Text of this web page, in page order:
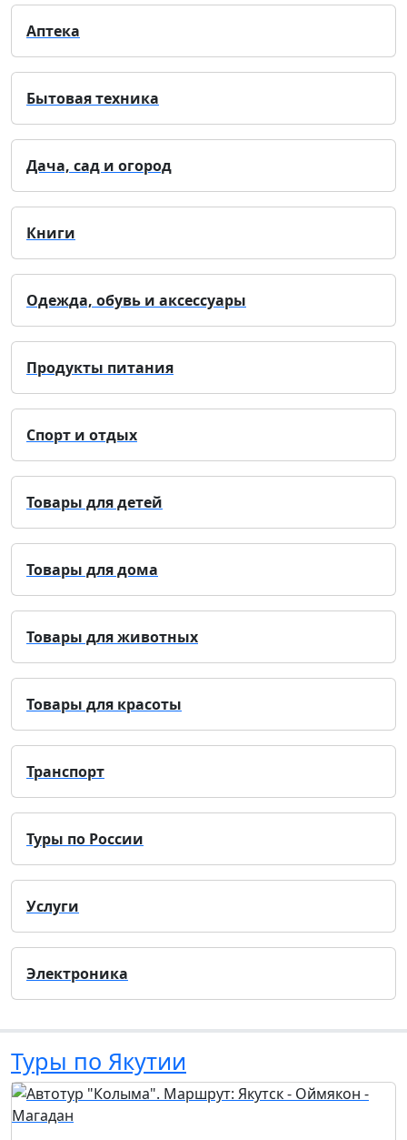
Аптека
Бытовая техника
Дача, сад и огород
Книги
Одежда, обувь и аксессуары
Продукты питания
Спорт и отдых
Товары для детей
Товары для дома
Товары для животных
Товары для красоты
Транспорт
Туры по России
Услуги
Электроника
Туры по Якутии